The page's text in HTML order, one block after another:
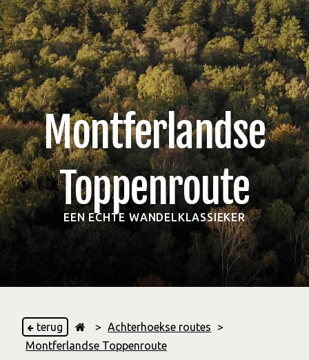
Montferlandse
Toppenroute
EEN ECHTE WANDELKLASSIEKER
terug > Achterhoekse routes >
Montferlandse Toppenroute